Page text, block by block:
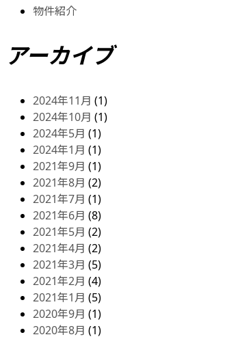
物件紹介
アーカイブ
2024年11月 (1)
2024年10月 (1)
2024年5月 (1)
2024年1月 (1)
2021年9月 (1)
2021年8月 (2)
2021年7月 (1)
2021年6月 (8)
2021年5月 (2)
2021年4月 (2)
2021年3月 (5)
2021年2月 (4)
2021年1月 (5)
2020年9月 (1)
2020年8月 (1)